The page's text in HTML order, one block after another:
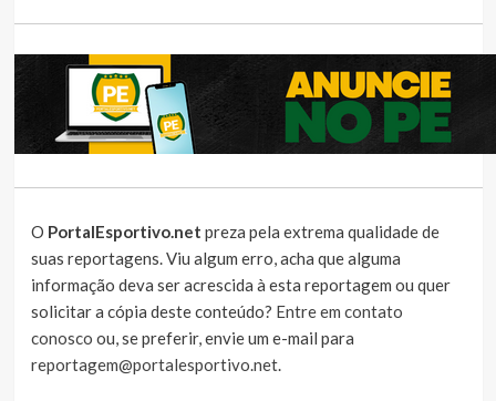
O PortalEsportivo.net preza pela extrema qualidade de
suas reportagens. Viu algum erro, acha que alguma
informação deva ser acrescida à esta reportagem ou quer
solicitar a cópia deste conteúdo? Entre em contato
conosco ou, se preferir, envie um e-mail para
reportagem@portalesportivo.net.